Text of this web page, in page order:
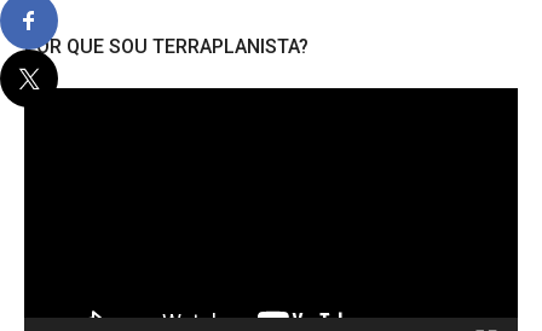
POR QUE SOU TERRAPLANISTA?